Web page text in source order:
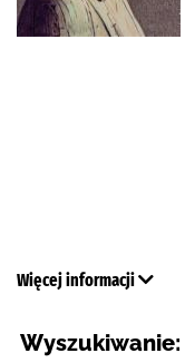
Więcej informacji
Wyszukiwanie: